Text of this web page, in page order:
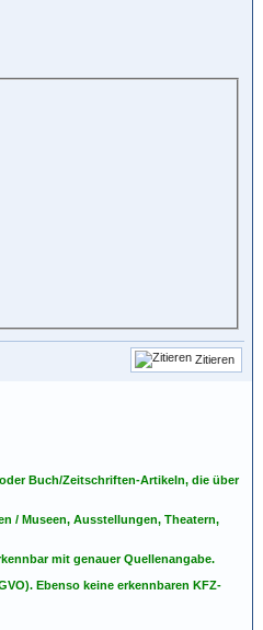
Zitieren
Buch/Zeitschriften-Artikeln, die über
/ Museen, Ausstellungen, Theatern,
mit genauer Quellenangabe.
Ebenso keine erkennbaren KFZ-